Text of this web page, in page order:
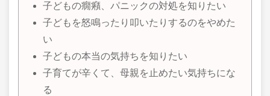
子どもの癇癪、パニックの対処を知りたい
子どもを怒鳴ったり叩いたりするのをやめた
い
子どもの本当の気持ちを知りたい
子育てが辛くて、母親を止めたい気持ちにな
る